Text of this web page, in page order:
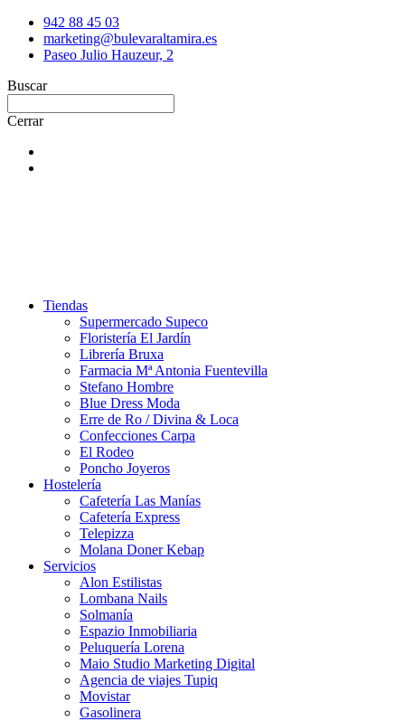
942 88 45 03
marketing@bulevaraltamira.es
Paseo Julio Hauzeur, 2
Buscar
Cerrar
Tiendas
Supermercado Supeco
Floristería El Jardín
Librería Bruxa
Farmacia Mª Antonia Fuentevilla
Stefano Hombre
Blue Dress Moda
Erre de Ro / Divina & Loca
Confecciones Carpa
El Rodeo
Poncho Joyeros
Hostelería
Cafetería Las Manías
Cafetería Express
Telepizza
Molana Doner Kebap
Servicios
Alon Estilistas
Lombana Nails
Solmanía
Espazio Inmobiliaria
Peluquería Lorena
Maio Studio Marketing Digital
Agencia de viajes Tupiq
Movistar
Gasolinera